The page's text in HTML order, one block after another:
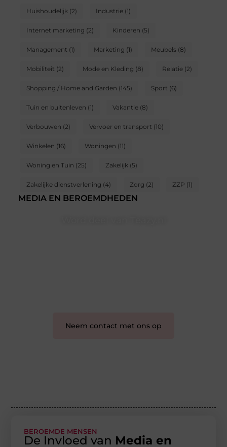
Huishoudelijk (2) Industrie(1)
Internet marketing (2) Kinderen (5)
Management (1) Marketing (1) Meubels(8)
Mobiliteit (2) Mode en Kleding (8) Relatie(2)
Shopping / Home and Garden (145) Sport (6)
Tuin en buitenleven (1) Vakantie(8)
Verbouwen (2) Vervoer en transport (10)
Winkelen (16) Woningen (11)
Woning en Tuin (25) Zakelijk (5)
Zakelijke dienstverlening (4) Zorg (2) ZZP (1)
MEDIA EN BEROEMDHEDEN
Neem contact met ons op
BEROEMDE MENSEN
De Invloed van Media en